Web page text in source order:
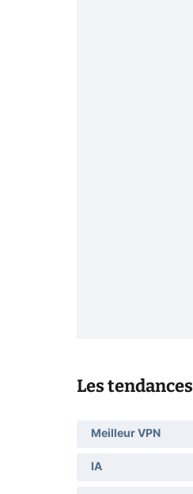
Les tendances
Meilleur VPN
IA